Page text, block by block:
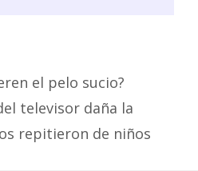
el pelo sucio?
televisor daña la
repitieron de niños